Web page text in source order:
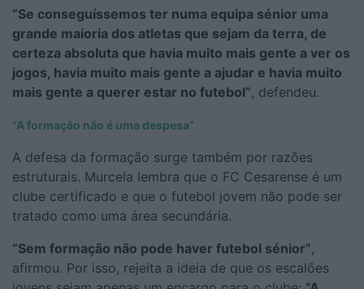
“Se conseguíssemos ter numa equipa sénior uma
grande maioria dos atletas que sejam da terra, de
certeza absoluta que havia muito mais gente a ver os
jogos, havia muito mais gente a ajudar e havia muito
mais gente a querer estar no futebol”, defendeu.
“A formação não é uma despesa”
A defesa da formação surge também por razões
estruturais. Murcela lembra que o FC Cesarense é um
clube certificado e que o futebol jovem não pode ser
tratado como uma área secundária.
“Sem formação não pode haver futebol sénior”,
afirmou. Por isso, rejeita a ideia de que os escalões